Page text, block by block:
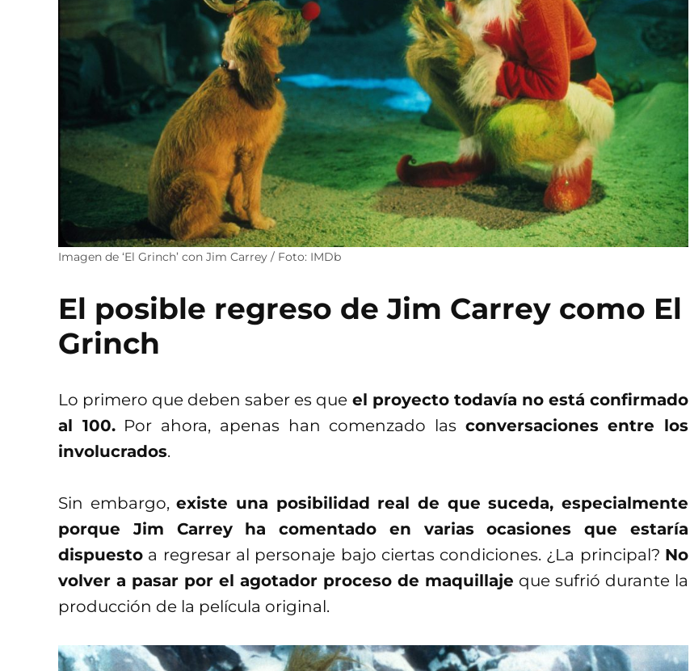
Imagen de ‘El Grinch’ con Jim Carrey / Foto: IMDb
El posible regreso de Jim Carrey como El
Grinch
Lo primero que deben saber es que el proyecto todavía no está confirmado
al 100.Por ahora, apenas han comenzado las conversaciones entre los
involucrados.
Sin embargo,existe una posibilidad real de que suceda, especialmente
porque Jim Carrey ha comentado en varias ocasiones que estaría
dispuesto a regresar al personaje bajo ciertas condiciones. ¿La principal? No
volver a pasar por el agotador proceso de maquillaje que sufrió durante la
producción de la película original.